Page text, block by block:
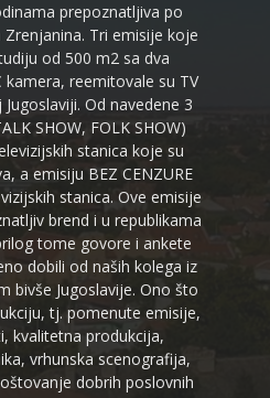
prepoznatljiva po
Tri emisije koje
od 500 m2 sa dva
kamera, reemitovale su TV
Od navedene 3
SHOW, FOLK SHOW)
stanica koje su
a emisiju BEZ CENZURE
stanica. Ove emisije
brend i u republikama
tome govore i ankete
dobili od naših kolega iz
bivše Jugoslavije. Ono što
tj. pomenute emisije,
kvalitetna produkcija,
vrhunska scenografija,
dobrih poslovnih